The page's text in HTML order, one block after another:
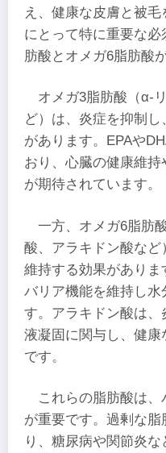
え、健康な皮膚と被
にとって特に重要な
肪酸とオメガ6脂肪酸
オメガ3脂肪酸（α-
ど）は、炎症を抑制
があります。EPAや
おり、心臓の健康維
が期待されています。
一方、オメガ6脂肪
酸、アラキドン酸な
維持する効果があり
バリア機能を維持し水
す。アラキドン酸は、
液凝固に関与し、健
です。
これらの脂肪酸は
が重要です。過剰な
り、糖尿病や関節炎